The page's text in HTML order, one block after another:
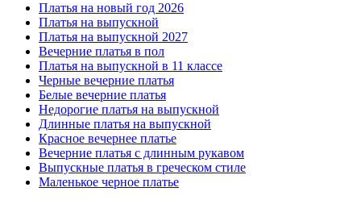
Платья на новый год 2026
Платья на выпускной
Платья на выпускной 2027
Вечерние платья в пол
Платья на выпускной в 11 классе
Черные вечерние платья
Белые вечерние платья
Недорогие платья на выпускной
Длинные платья на выпускной
Красное вечернее платье
Вечерние платья с длинным рукавом
Выпускные платья в греческом стиле
Маленькое черное платье